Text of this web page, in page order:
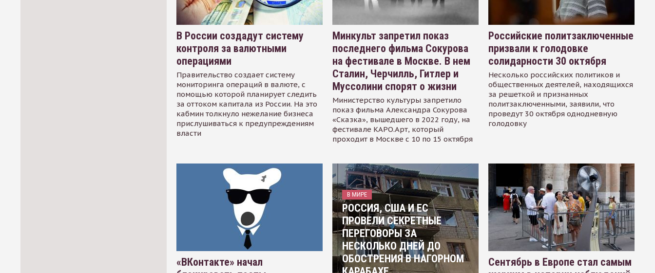
В России создадут систему
контроля за валютными
операциями
Правительство создает систему
мониторинга операций в валюте, с
помощью которой планирует следить
за оттоком капитала из России. На это
кабмин толкнуло нежелание бизнеса
прислушиваться к предупреждениям
власти
Минкульт запретил показ
последнего фильма Сокурова
на фестивале в Москве. В нем
Сталин, Черчилль, Гитлер и
Муссолини спорят о жизни
Министерство культуры запретило
показ фильма Александра Сокурова
«Сказка», вышедшего в 2022 году, на
фестивале КАРО.Арт, который
проходит в Москве с 10 по 15 октября
Российские политзаключенные
призвали к голодовке
солидарности 30 октября
Несколько российских политиков и
общественных деятелей, находящихся
за решеткой и признанных
политзаключенными, заявили, что
проведут 30 октября однодневную
голодовку
«ВКонтакте» начал
В МИРЕ
РОССИЯ, США И ЕС
ПРОВЕЛИ СЕКРЕТНЫЕ
ПЕРЕГОВОРЫ ЗА
НЕСКОЛЬКО ДНЕЙ ДО
ОБОСТРЕНИЯ В НАГОРНОМ
Сентябрь в Европе стал самым